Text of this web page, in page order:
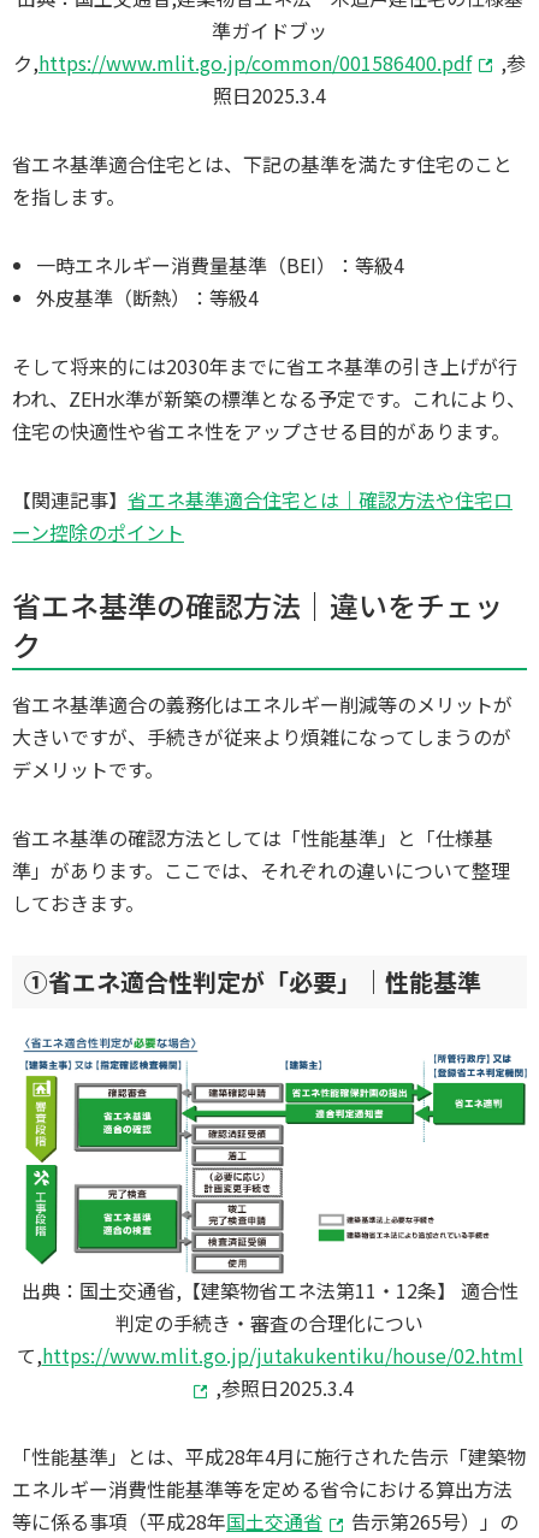
準ガイドブッ
ク,https://www.mlit.go.jp/common/001586400.pdf
,参
照日2025.3.4
省エネ基準適合住宅とは、下記の基準を満たす住宅のこと
を指します。
一時エネルギー消費量基準（BEI）：等級4
外皮基準（断熱）：等級4
そして将来的には2030年までに省エネ基準の引き上げが行
われ、ZEH水準が新築の標準となる予定です。これにより、
住宅の快適性や省エネ性をアップさせる目的があります。
【関連記事】 省エネ基準適合住宅とは｜確認方法や住宅ロ
ーン控除のポイント
省エネ基準の確認方法｜違いをチェッ
ク
省エネ基準適合の義務化はエネルギー削減等のメリットが
大きいですが、手続きが従来より煩雑になってしまうのが
デメリットです。
省エネ基準の確認方法としては「性能基準」と「仕様基
準」があります。ここでは、それぞれの違いについて整理
しておきます。
①省エネ適合性判定が「必要」｜性能基準
出典：国土交通省,【建築物省エネ法第11・12条】 適合性
判定の手続き・審査の合理化につい
て,https://www.mlit.go.jp/jutakukentiku/house/02.html
,参照日2025.3.4
「性能基準」とは、平成28年4月に施行された告示「建築物
エネルギー消費性能基準等を定める省令における算出方法
等に係る事項（平成28年国土交通省
告示第265号）」の